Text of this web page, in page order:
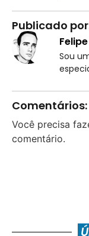
Publicado
Sou
Comentários:
Você precisa
comentário.